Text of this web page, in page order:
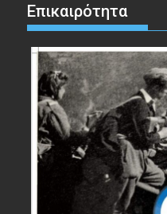
Επικαιρότητα